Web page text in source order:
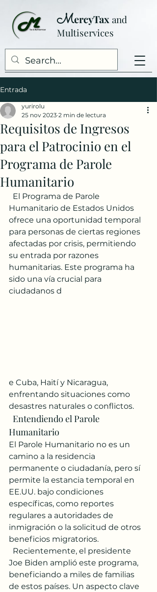
MercyTax and
Multiservices
Entrada
Requisitos de Ingresos
para el Patrocinio en el
Programa de Parole
Humanitario
yurirolu
25 nov 2023 2 min de lectura
Humanitario de Estados Unidos
ofrece una oportunidad temporal
para personas de ciertas regiones
afectadas por crisis, permitiendo
su entrada por razones
humanitarias. Este programa ha
sido una vía crucial para
ciudadanos d
e Cuba, Haití y Nicaragua,
enfrentando situaciones como
desastres naturales o conflictos.
Humanitario
El Parole Humanitario no es un
camino a la residencia
permanente o ciudadanía, pero sí
permite la estancia temporal en
EE.UU. bajo condiciones
específicas, como reportes
regulares a autoridades de
inmigración o la solicitud de otros
beneficios migratorios.
Joe Biden amplió este programa,
beneficiando a miles de familias
de estos países. Un aspecto clave